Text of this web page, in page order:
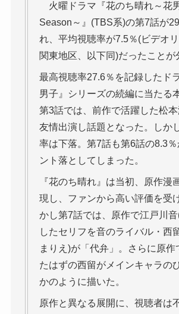
火曜ドラマ『花のち晴れ～花
Season～』(TBS系)の第7話が
れ、平均視聴率が7.5％(ビデオリ
関東地区、以下同)だったことが
最高視聴率27.6％を記録したド
男子』シリーズの続編に当たる
第3話では、前作で活躍した松
友情出演し話題となった。しか
率は下落。第7話も第6話の8.3％
ント落としてしまった。
『花のち晴れ』は当初、原作漫
現し、ファンから高い評価を受
かし第7話では、原作で江戸川
したセリフを音のライバル・西
まりえ)が「代弁」。さらに原作
たはずの西留がメインキャラの
かのように描いた。
原作と異なる展開に、視聴者は